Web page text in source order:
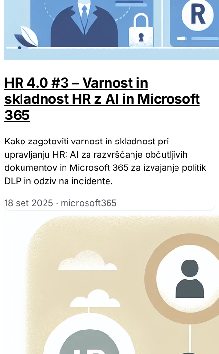
HR 4.0 #3 – Varnost in
skladnost HR z AI in Microsoft
365
Kako zagotoviti varnost in skladnost pri
upravljanju HR: AI za razvrščanje občutljivih
dokumentov in Microsoft 365 za izvajanje politik
DLP in odziv na incidente.
18 set 2025 · microsoft365